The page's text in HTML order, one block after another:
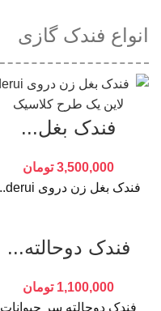
انواع فندک گازی
فندک بغل...
3,500,000 تومان
فندک بغل زن دروی derui...
فندک دوحالته...
1,100,000 تومان
فندک دوحالته سر حیوانات